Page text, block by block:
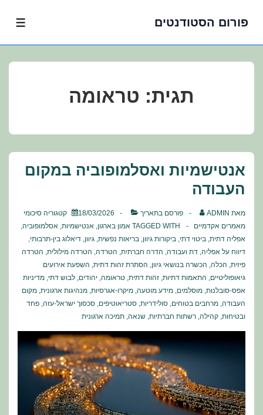
פורום הסטודנטים
תגית: טראומה
אנטישמיות ואסלמופוביה במקום
העבודה
מאת ADMIN פורסם בתאריך 18/03/2026 קטגוריה סיכומי
מאמרים אקדמיים
TAGGED WITH אמון בארגון, אנטישמיות, אסלמופוביה,
אפליה דתית, ביטוי דתי, ביקורות גיוון, בריאות נפשית, גיוון, דיאלוג בין-תרבותי,
דיווח על אפליה, דת ועבודה, הדרה חברתית, הטרדה, הטרדה מילולית, הטרדה
פיזית, הכלה, הכשרה בנושאי גיוון, הסתרת זהות דתית, השפעת אירועים
גיאופוליטיים, התאמות דתיות, זהות דתית, טראומה, יהודים, לבוש דתי, מדיניות
אפס-סובלנות, מוסלמים, מידע מוטעה, מיקרו-אגרסיות, מנהיגות ארגונית, מקום
העבודה, מרחבים בטוחים, סולידריות, סטריאוטיפים, סכסוך ישראל-עזה, פחד
ובטיחות, קהילה, רשתות חברתיות, שנאה, תמיכה ארגונית